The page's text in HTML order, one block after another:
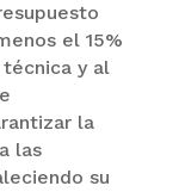
el 15%
y al
la
las
su